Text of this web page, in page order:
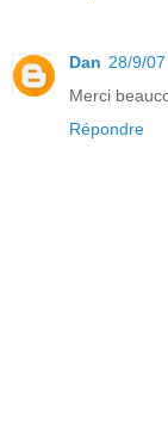
Dan 28/9/
Merci
Répondre